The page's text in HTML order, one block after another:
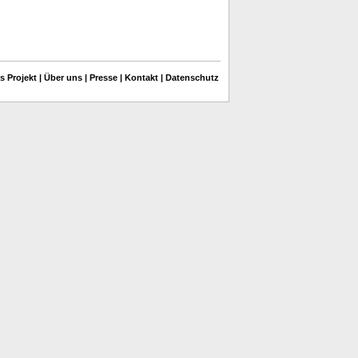
Projekt | Über uns | Presse | Kontakt | Datenschutz